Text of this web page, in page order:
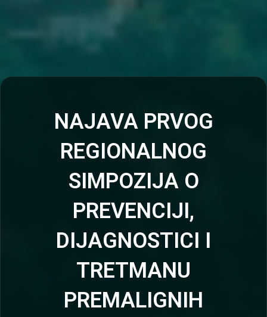
NAJAVA PRVOG
REGIONALNOG
SIMPOZIJA O
PREVENCIJI,
DIJAGNOSTICI I
TRETMANU
PREMALIGNIH